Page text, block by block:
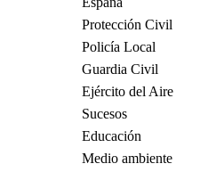
Protección Civil
Policía Local
Guardia Civil
Ejército del Aire
Sucesos
Educación
Medio ambiente